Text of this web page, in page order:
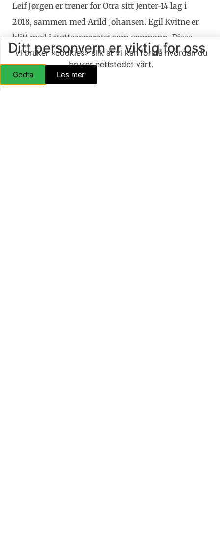
Leif Jørgen er trener for Otra sitt Jenter-14 lag i
2018, sammen med Arild Johansen. Egil Kvitne er
blitt med i støtteapparatet som oppmann. Disse
tre har overtatt etter Tore Tveit, som hadde
ansvaret for jentene i 2017. Før det, helt fra jentene
begynte med fotball da de var bitte små, var det
Ditt personvern er viktig for oss
Vi bruker «cookies» slik at vi kan forstå hvordan du
bruker nettstedet vårt.
Godta Les mer